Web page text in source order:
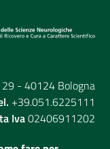
29 - 40124 Bologna
+39.051.6225111
Iva02406911202